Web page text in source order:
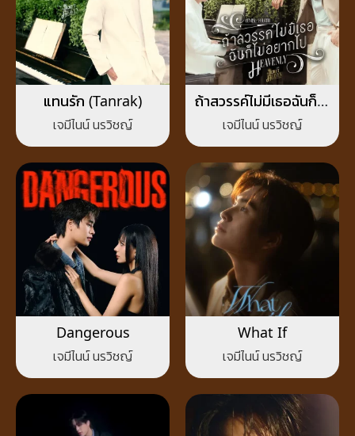
แทนรัก (Tanrak)
เจมีไนน์ นรวิชญ์
ถ้าสวรรค์ไม่มีเธอฉันก็ไม่
อยากไป (Heavenly)
เจมีไนน์ นรวิชญ์
Dangerous
เจมีไนน์ นรวิชญ์
What If
เจมีไนน์ นรวิชญ์